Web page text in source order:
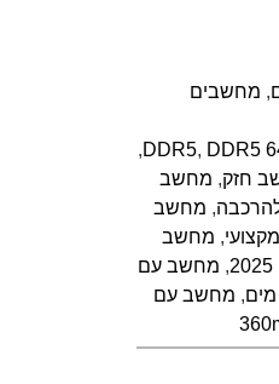
, מחשבים
DDR5, DDR5
,
חזק, מחשב
, מחשב
, מחשב
, מחשב עם
, מחשב עם